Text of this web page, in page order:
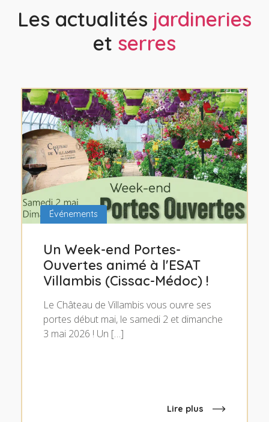
Les actualités jardineries
et serres
Événements
Un Week-end Portes-
Ouvertes animé à l'ESAT
Villambis (Cissac-Médoc) !
Le Château de Villambis vous ouvre ses
portes début mai, le samedi 2 et dimanche
3 mai 2026 ! Un […]
Lire plus